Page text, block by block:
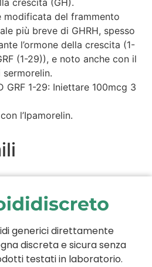
modificata del frammento
più breve di GHRH, spesso
l’ormone della crescita (1-
(1-29)), e noto anche con il
GRF 1-29: Iniettare 100mcg 3
l’Ipamorelin.
generici direttamente
discreta e sicura senza
testati in laboratorio.